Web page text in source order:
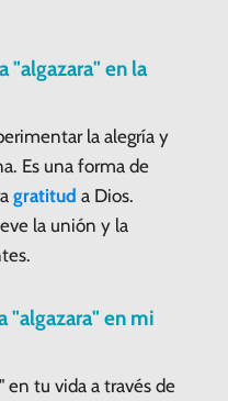
"algazara" en la
la alegría y
Es una forma de
gratitud a Dios.
la unión y la
"algazara" en mi
en tu vida a través de